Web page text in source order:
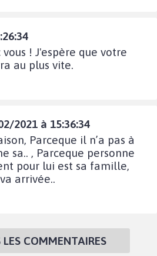
! J'espère que votre
au plus vite.
2021 à 15:36:34
Parceque il n’a pas à
sa.. , Parceque personne
pour lui est sa famille,
arrivée..
COMMENTAIRES